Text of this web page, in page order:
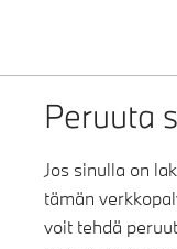
Peruuta
Jos sinulla on
tämän
voit tehdä